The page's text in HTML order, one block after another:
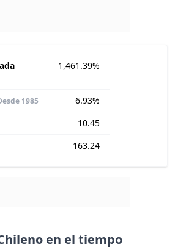
1,461.39%
1985
6.93%
10.45
163.24
en el tiempo